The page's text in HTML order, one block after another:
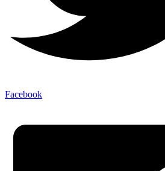
Facebook